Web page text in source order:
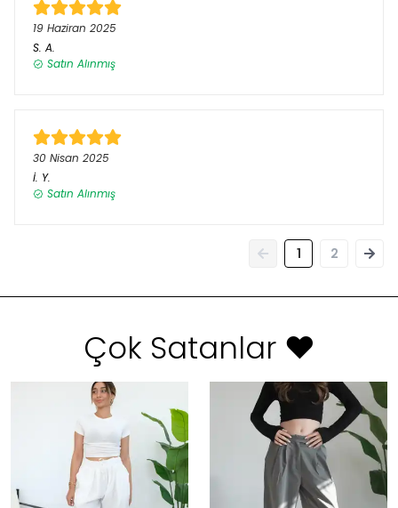
19 Haziran 2025
S. A.
Satın Alınmış
30 Nisan 2025
İ. Y.
Satın Alınmış
1 2
Çok Satanlar ❤️